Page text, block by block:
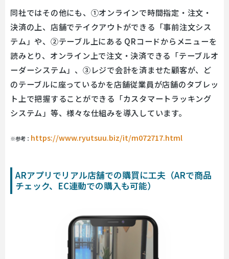
同社ではその他にも、①オンラインで時間指定・注文・
決済の上、店舗でテイクアウトができる「事前注文シス
テム」や、②テーブル上にある QRコードからメニューを
読みとり、オンライン上で注文・決済できる「テーブルオ
ーダーシステム」、③レジで会計を済ませた顧客が、ど
のテーブルに座っているかを店舗従業員が店舗のタブレッ
ト上で把握することができる「カスタマートラッキング
システム」等、様々な仕組みを導入しています。
※参考： https://www.ryutsuu.biz/it/m072717.html
ARアプリでリアル店舗での購買に工夫（ARで商品
チェック、EC連動での購入も可能）